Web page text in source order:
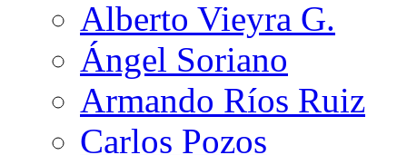
Alberto Vieyra G.
Ángel Soriano
Armando Ríos Ruiz
Carlos Pozos